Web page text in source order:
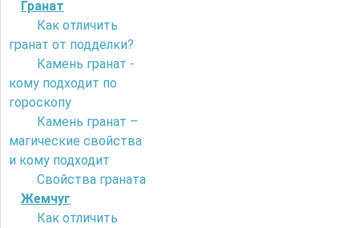
Гранат
Как отличить
гранат от подделки?
Камень гранат -
кому подходит по
гороскопу
Камень гранат –
магические свойства
и кому подходит
Свойства граната
Жемчуг
Как отличить